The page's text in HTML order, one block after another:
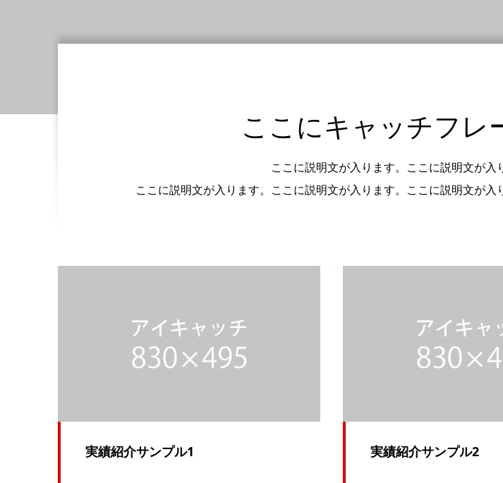
ここにキャッチフレ
ここに説明文が入ります。ここに説明文が入
ここに説明文が入ります。ここに説明文が入ります。ここに説明文が
実績紹介サンプル1 実績紹介サンプル2